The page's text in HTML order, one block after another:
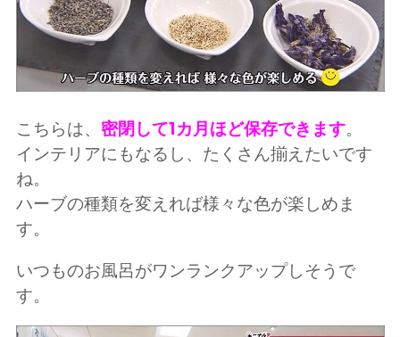
こちらは、 密閉して1カ月ほど保存できます。
インテリアにもなるし、たくさん揃えたいです
ね。
ハーブの種類を変えれば様々な色が楽しめま
す。
いつものお風呂がワンランクアップしそうで
す。